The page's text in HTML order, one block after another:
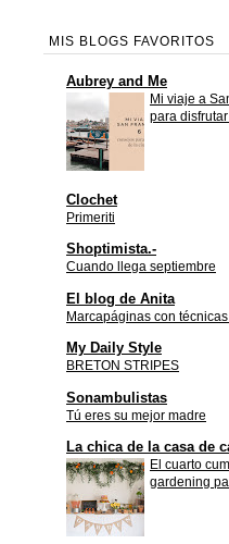
MIS BLOGS FAVORITOS
Aubrey and Me
Mi viaje a
para
Clochet
Primeriti
Shoptimista.-
Cuando llega septiembre
El blog de Anita
Marcapáginas con
My Daily Style
BRETON STRIPES
Sonambulistas
Tú eres su mejor madre
La chica de la casa de
El cuarto
gardening